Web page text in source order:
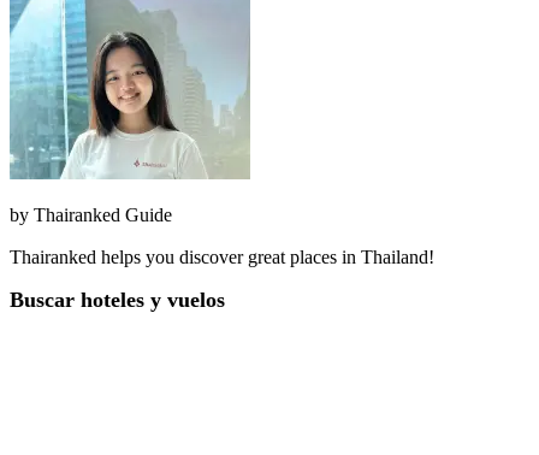
by Thairanked Guide
Thairanked helps you discover great places in Thailand!
Buscar hoteles y vuelos